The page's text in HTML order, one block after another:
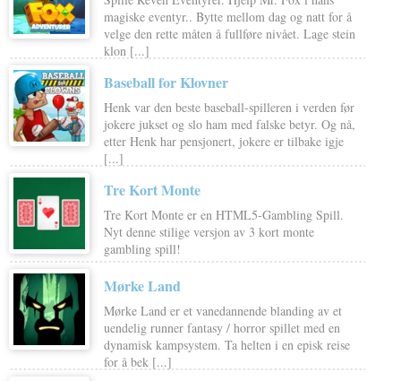
magiske eventyr.. Bytte mellom dag og natt for å
velge den rette måten å fullføre nivået. Lage stein
klon [...]
Baseball for Klovner
Henk var den beste baseball-spilleren i verden før
jokere jukset og slo ham med falske betyr. Og nå,
etter Henk har pensjonert, jokere er tilbake igje
[...]
Tre Kort Monte
Tre Kort Monte er en HTML5-Gambling Spill.
Nyt denne stilige versjon av 3 kort monte
gambling spill!
Mørke Land
Mørke Land er et vanedannende blanding av et
uendelig runner fantasy / horror spillet med en
dynamisk kampsystem. Ta helten i en episk reise
for å bek [...]